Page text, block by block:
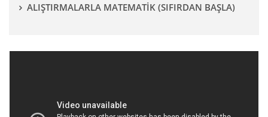
ALIŞTIRMALARLA MATEMATİK (SIFIRDAN BAŞLA)